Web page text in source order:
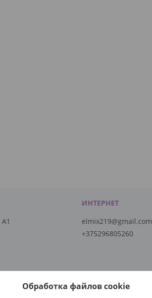
А1
elmix219@gmail.com
+375296805260
Обработка файлов cookie